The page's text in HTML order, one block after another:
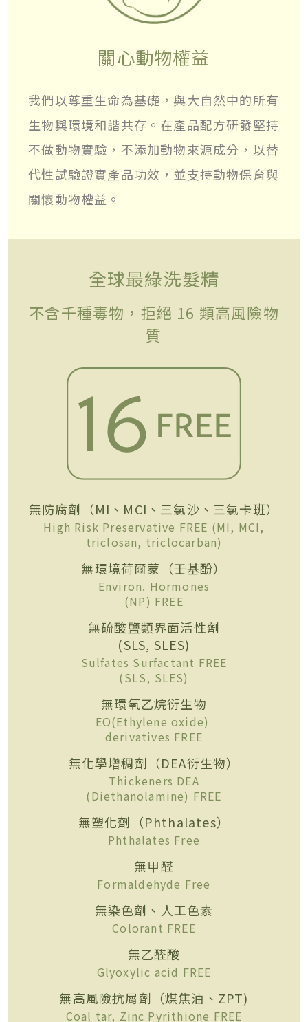
關心動物權益
我們以尊重生命為基礎，與大自然中的所有
生物與環境和諧共存。在產品配方研發堅持
不做動物實驗，不添加動物來源成分，以替
代性試驗證實產品功效，並支持動物保育與
關懷動物權益。
全球最綠洗髮精
不含千種毒物，拒絕 16 類高風險物
質
無防腐劑（MI、MCI、三氯沙、三氯卡班）
High Risk Preservative FREE (MI, MCI,
triclosan, triclocarban)
無環境荷爾蒙（壬基酚）
Environ. Hormones
(NP) FREE
無硫酸鹽類界面活性劑
(SLS, SLES)
Sulfates Surfactant FREE
(SLS, SLES)
無環氧乙烷衍生物
EO(Ethylene oxide)
derivatives FREE
無化學增稠劑（DEA衍生物）
Thickeners DEA
(Diethanolamine) FREE
無塑化劑（Phthalates）
Phthalates Free
無甲醛
Formaldehyde Free
無染色劑、人工色素
Colorant FREE
無乙醛酸
Glyoxylic acid FREE
無高風險抗屑劑（煤焦油、ZPT)
Coal tar, Zinc Pyrithione FREE